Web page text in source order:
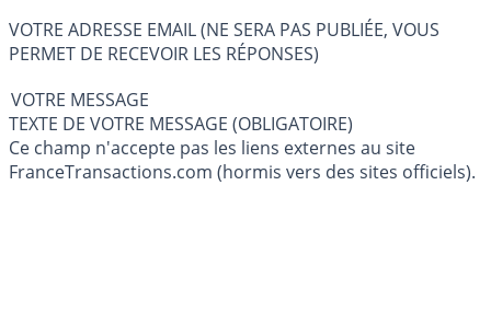
VOTRE ADRESSE EMAIL (NE SERA PAS PUBLIÉE, VOUS
PERMET DE RECEVOIR LES RÉPONSES)
VOTRE MESSAGE
TEXTE DE VOTRE MESSAGE (OBLIGATOIRE)
Ce champ n'accepte pas les liens externes au site
FranceTransactions.com (hormis vers des sites officiels).